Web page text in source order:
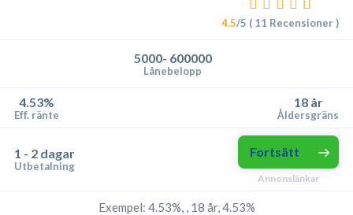
4.5/5 ( 11 Recensioner )
5000- 600000
Lånebelopp
4.53%
Eff. ränte
18 år
Åldersgräns
1 - 2 dagar
Utbetalning
Fortsätt
Annonslänkar
Exempel: 4.53%, , 18 år, 4.53%